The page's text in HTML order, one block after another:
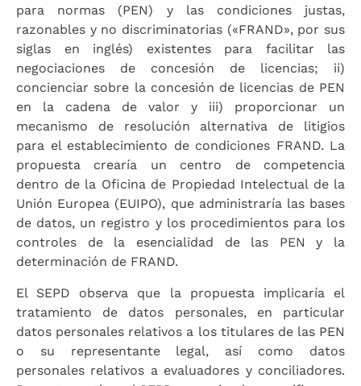
para normas (PEN) y las condiciones justas,
razonables y no discriminatorias («FRAND», por sus
siglas en inglés) existentes para facilitar las
negociaciones de concesión de licencias; ii)
concienciar sobre la concesión de licencias de PEN
en la cadena de valor y iii) proporcionar un
mecanismo de resolución alternativa de litigios
para el establecimiento de condiciones FRAND. La
propuesta crearía un centro de competencia
dentro de la Oficina de Propiedad Intelectual de la
Unión Europea (EUIPO), que administraría las bases
de datos, un registro y los procedimientos para los
controles de la esencialidad de las PEN y la
determinación de FRAND.
El SEPD observa que la propuesta implicaría el
tratamiento de datos personales, en particular
datos personales relativos a los titulares de las PEN
o su representante legal, así como datos
personales relativos a evaluadores y conciliadores.